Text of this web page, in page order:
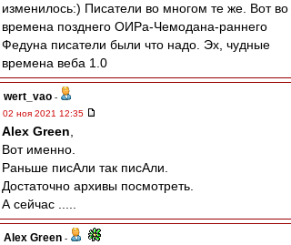
изменилось:) Писатели во многом те же. Вот во
времена позднего ОИРа-Чемодана-раннего
Федуна писатели были что надо. Эх, чудные
времена веба 1.0
wert_vao -
02 ноя 2021 12:35
Alex Green
Вот именно.
Раньше писАли так писАли.
Достаточно архивы посмотреть.
А сейчас .....
Alex Green -